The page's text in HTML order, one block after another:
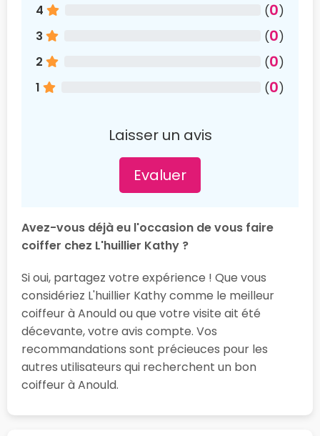
4
(0)
3
(0)
2
(0)
1
(0)
Laisser un avis
Evaluer
Avez-vous déjà eu l'occasion de vous faire
coiffer chez L'huillier Kathy ?
Si oui, partagez votre expérience ! Que vous
considériez L'huillier Kathy comme le meilleur
coiffeur à Anould ou que votre visite ait été
décevante, votre avis compte. Vos
recommandations sont précieuces pour les
autres utilisateurs qui recherchent un bon
coiffeur à Anould.